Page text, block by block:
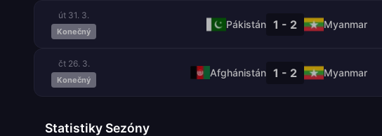
út 31. 3.
Konečný
Pákistán 1 - 2 Myanmar
čt 26. 3.
Konečný
Afghánistán 1 - 2 Myanmar
Statistiky Sezóny